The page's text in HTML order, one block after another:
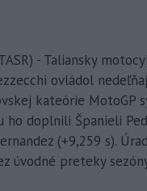
- Taliansky
ovládol
kateórie MotoGP
ho doplnili Španieli
(+9,259 s).
úvodné preteky